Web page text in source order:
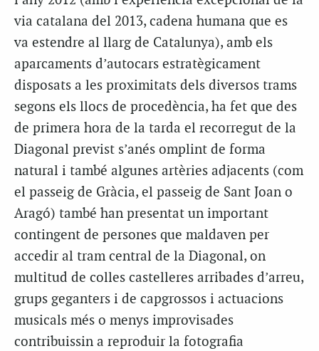
via catalana del 2013, cadena humana que es
va estendre al llarg de Catalunya), amb els
aparcaments d’autocars estratègicament
disposats a les proximitats dels diversos trams
segons els llocs de procedència, ha fet que des
de primera hora de la tarda el recorregut de la
Diagonal previst s’anés omplint de forma
natural i també algunes artèries adjacents (com
el passeig de Gràcia, el passeig de Sant Joan o
Aragó) també han presentat un important
contingent de persones que maldaven per
accedir al tram central de la Diagonal, on
multitud de colles castelleres arribades d’arreu,
grups geganters i de capgrossos i actuacions
musicals més o menys improvisades
contribuissin a reproduir la fotografia